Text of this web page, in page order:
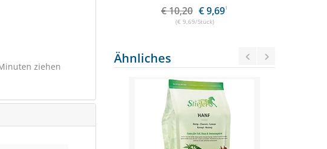
ziehen
€ 10,20 € 9,691
(€ 9,69/Stück)
Ähnliches